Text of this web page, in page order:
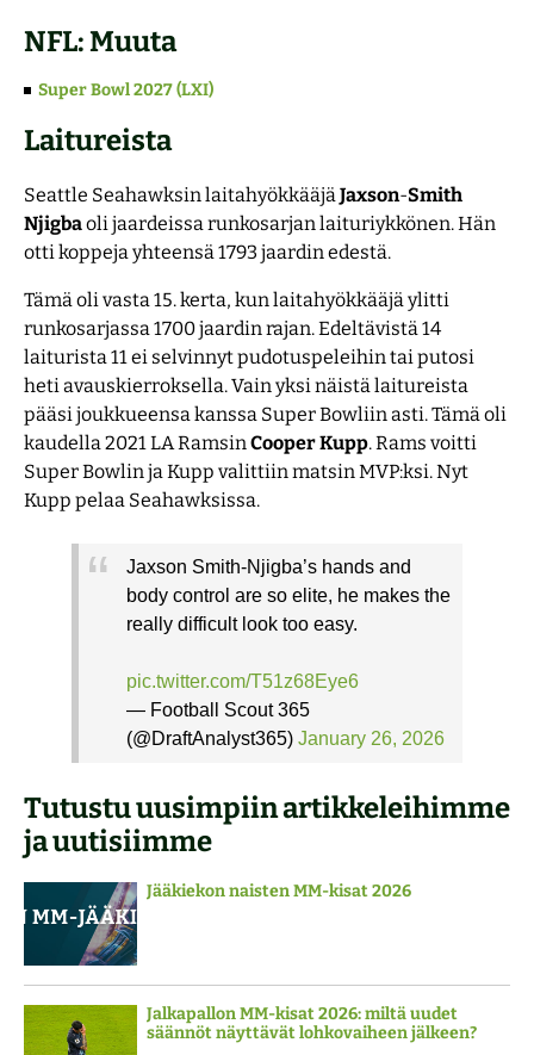
NFL: Muuta
Super Bowl 2027 (LXI)
Laitureista
Seattle Seahawksin laitahyökkääjäJaxson-Smith
Njigbaoli jaardeissa runkosarjan laituriykkönen. Hän
otti koppeja yhteensä 1793 jaardin edestä.
Tämä oli vasta 15. kerta, kun laitahyökkääjä ylitti
runkosarjassa 1700 jaardin rajan. Edeltävistä 14
laiturista 11 ei selvinnyt pudotuspeleihin tai putosi
heti avauskierroksella. Vain yksi näistä laitureista
pääsi joukkueensa kanssa Super Bowliin asti. Tämä oli
kaudella 2021 LA RamsinCooperKupp. Rams voitti
Super Bowlin ja Kupp valittiin matsin MVP:ksi. Nyt
Kupp pelaa Seahawksissa.
Jaxson Smith-Njigba’s hands and
body control are so elite, he makes the
really difficult look too easy.
pic.twitter.com/T51z68Eye6
— Football Scout 365
(@DraftAnalyst365) January 26, 2026
Tutustu uusimpiin artikkeleihimme
ja uutisiimme
Jääkiekon naisten MM-kisat 2026
Jalkapallon MM-kisat 2026: miltä uudet
säännöt näyttävät lohkovaiheen jälkeen?